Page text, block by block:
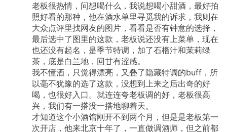
老板很热情，问想喝什么，我说想喝小甜酒，最好拍
照好看的那种，他在酒水单里寻觅我的诉求，我则在
大众点评里找网友的图片，看看是否有钟意的选择，
最后选中了图里的这款，老板说还没有上菜单，现在
也还没有起名，是季节特调，加了石榴汁和茉莉绿
茶，底是白兰地，回甘有涩感。
我不懂酒，只觉得漂亮，又叠了隐藏特调的buff，所
以毫不犹豫的选了这款，没想到上来之后出奇的好
喝，也很好入口。就连连夸老板调的好，老板很高
兴，我们有一搭没一搭地聊着天。
才知道这个小酒馆刚开不到两个月，但是是老板第一
次开店，他来北京十年了，一直做调酒师，但之前都